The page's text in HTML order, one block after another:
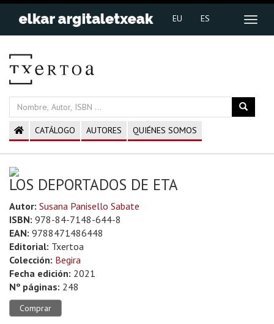
EU ES
CATÁLOGO AUTORES QUIÉNES SOMOS
LOS DEPORTADOS DE ETA
Autor: Susana Panisello Sabate
ISBN: 978-84-7148-644-8
EAN: 9788471486448
Editorial: Txertoa
Colección: Begira
Fecha edición: 2021
Nº páginas: 248
Comprar